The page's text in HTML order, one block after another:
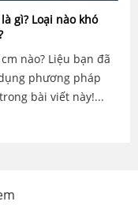
gì? Loại nào khó
nào? Liệu bạn đã
phương pháp
bài viết này!...